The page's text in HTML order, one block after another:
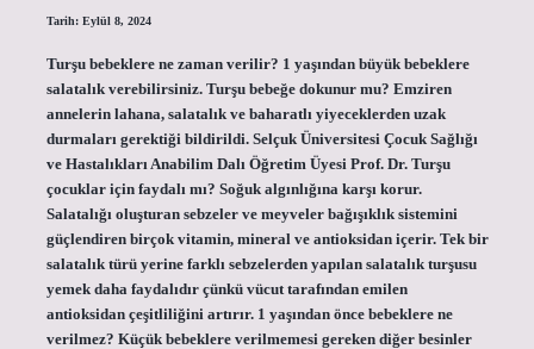
Tarih: Eylül 8, 2024
Turşu bebeklere ne zaman verilir? 1 yaşından büyük bebeklere
salatalık verebilirsiniz. Turşu bebeğe dokunur mu? Emziren
annelerin lahana, salatalık ve baharatlı yiyeceklerden uzak
durmaları gerektiği bildirildi. Selçuk Üniversitesi Çocuk Sağlığı
ve Hastalıkları Anabilim Dalı Öğretim Üyesi Prof. Dr. Turşu
çocuklar için faydalı mı? Soğuk algınlığına karşı korur.
Salatalığı oluşturan sebzeler ve meyveler bağışıklık sistemini
güçlendiren birçok vitamin, mineral ve antioksidan içerir. Tek bir
salatalık türü yerine farklı sebzelerden yapılan salatalık turşusu
yemek daha faydalıdır çünkü vücut tarafından emilen
antioksidan çeşitliliğini artırır. 1 yaşından önce bebeklere ne
verilmez? Küçük bebeklere verilmemesi gereken diğer besinler